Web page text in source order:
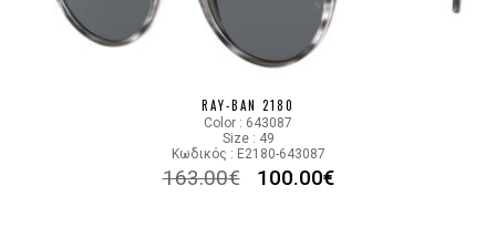
RAY-BAN 2180
Color : 643087
Size : 49
Κωδικός : E2180-643087
163.00€ 100.00€